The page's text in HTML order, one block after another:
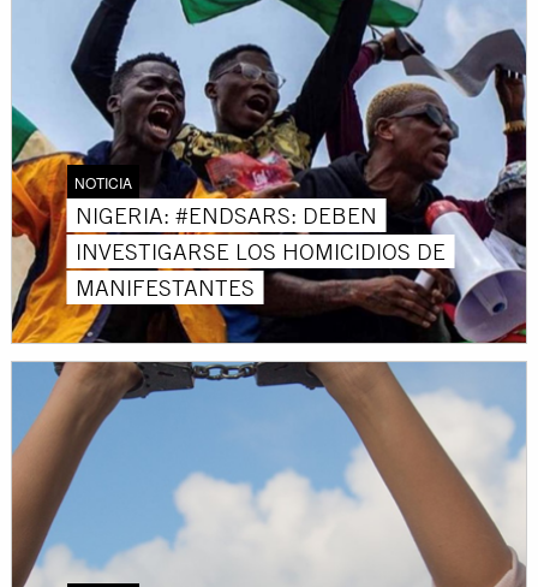
NOTICIA
NIGERIA: #ENDSARS: DEBEN
INVESTIGARSE LOS HOMICIDIOS DE
MANIFESTANTES